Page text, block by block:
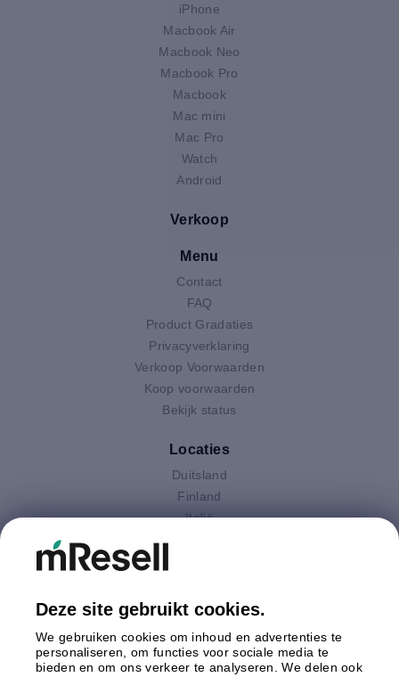
iPhone
Macbook Air
Macbook Neo
Macbook Pro
Macbook
Mac mini
Mac Pro
Watch
Android
Verkoop
Menu
Contact
FAQ
Product Gradaties
Privacyverklaring
Verkoop Voorwaarden
Koop voorwaarden
Bekijk status
Locaties
Duitsland
Finland
Italië
Spanje
Zweden
Deze site gebruikt cookies.
We gebruiken cookies om inhoud en advertenties te
personaliseren, om functies voor sociale media te
bieden en om ons verkeer te analyseren. We delen ook